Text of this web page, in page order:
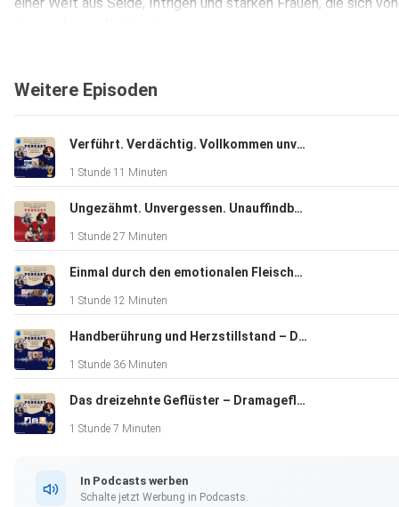
Und dann wird's gemeinsam: Im Watchparty Geflüster reisen
und Lilli gemeinsam zurück ins Jahr 2014 – zu einem
Klassiker, der bis heute Herzen höher schlagen lässt. Action,
Romantik und ein Held, der im Dunkeln operiert. Mehr verraten
Weitere Episoden
Verführt. Verdächtig. Vollkommen unvergesslich. – Dramageflüster S2 #18
1 Stunde 11 Minuten
Ungezähmt. Unvergessen. Unauffindbar auf Netflix. – Dramageflüster S2 #17
1 Stunde 27 Minuten
Einmal durch den emotionalen Fleischwolf – Dramageflüster S2 #16
1 Stunde 12 Minuten
Handberührung und Herzstillstand – Dramageflüster S2 #15
1 Stunde 36 Minuten
Das dreizehnte Geflüster – Dramageflüster S2 #14
1 Stunde 7 Minuten
In Podcasts werben
Schalte jetzt Werbung in Podcasts.